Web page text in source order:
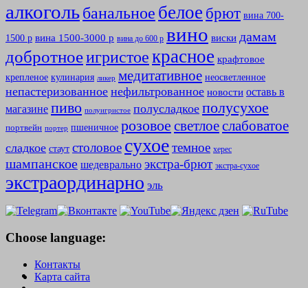
алкогольбанальное белое брют вина 700-
1500 р вина 1500-3000 р вина до 600 р вино виски дамам
добротноеигристоекрасное крафтовое
крепленое кулинария ликер медитативное неосветленное
непастеризованное нефильтрованное новости оставь в
магазине пиво полуигристое полусладкое полусухое
портвейн портер пшеничное розовое светлоеслабоватое
сладкое стаут столовое сухоетемное херес
шампанское шедеврально экстра-брют экстра-сухое
экстраординарно эль
Choose language:
Контакты
Карта сайта